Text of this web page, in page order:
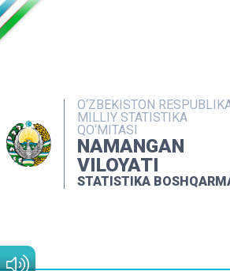
O‘ZBEKISTON
MILLIY STATISTIKA
QO‘MITASI
NAMANGAN
VILOYATI
STATISTIKA
NASHRLAR
INTERAKTIV
MATBUOT XIZMATI
MUROJAATLAR